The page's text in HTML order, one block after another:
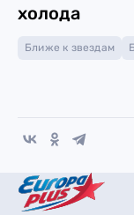
холода
Ближе к звездам